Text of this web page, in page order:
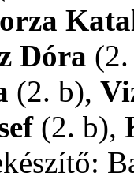
Dóra
(2. b),
(2. b),